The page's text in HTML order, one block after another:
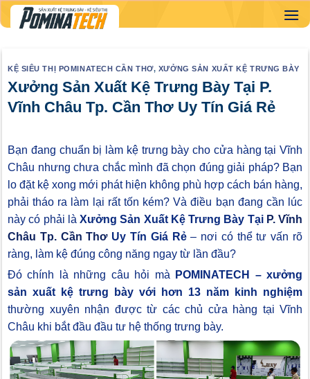
Skip
to
KỆ SIÊU THỊ POMINATECH CẦN THƠ, XƯỞNG SẢN XUẤT KỆ TRƯNG BÀY
Xưởng Sản Xuất Kệ Trưng Bày Tại P.
Vĩnh Châu Tp. Cần Thơ Uy Tín Giá Rẻ
Bạn đang chuẩn bị làm kệ trưng bày cho cửa hàng tại Vĩnh
Châu nhưng chưa chắc mình đã chọn đúng giải pháp? Bạn
lo đặt kệ xong mới phát hiện không phù hợp cách bán hàng,
phải tháo ra làm lại rất tốn kém? Và điều bạn đang cần lúc
này có phải là Xưởng Sản Xuất Kệ Trưng Bày Tại P. Vĩnh
Châu Tp. Cần ThơUy Tín Giá Rẻ– nơi có thể tư vấn rõ
ràng, làm kệ đúng công năng ngay từ lần đầu?
Đó chính là những câu hỏi mà
POMINATECH – xưởng
sản xuất kệ trưng bày với hơn 13 năm kinh nghiệm
thường xuyên nhận được từ các chủ cửa hàng tại Vĩnh
Châu khi bắt đầu đầu tư hệ thống trưng bày.